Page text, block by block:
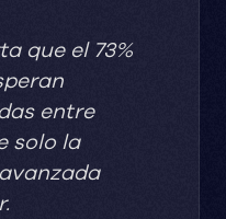
que el 73%
entre
solo la